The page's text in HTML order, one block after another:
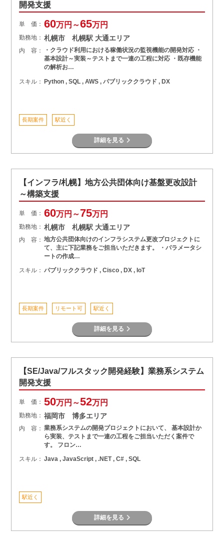
開発支援
単 価： 60万円～65万円
勤務地： 札幌市 札幌駅 大通エリア
内 容：
・クラウド利用における稼働状況の監視機能の開発対応 ・
基本設計～実装～テストまで一連の工程に対応 ・既存機能
の解析お…
スキル： Python , SQL , AWS , パブリッククラウド , DX
長期案件 駅近く
詳細を見る
【インフラ/札幌】地方公共団体向け基盤更改設計
～構築支援
単 価： 60万円～75万円
勤務地： 札幌市 札幌駅 大通エリア
内 容： 地方公共団体向けのインフラシステム更改プロジェクトに
て、主に下記業務をご担当いただきます。 ・パラメータシ
ートの作成…
スキル： パブリッククラウド , Cisco , DX , IoT
長期案件 リモート可 駅近く
詳細を見る
【SE/Java/フルスタック開発経験】業務系システム
開発支援
単 価： 50万円～52万円
勤務地： 福岡市 博多エリア
内 容： 業務系システムの開発プロジェクトにおいて、 基本設計か
ら実装、テストまで一連の工程をご担当いただく案件で
す。 フロン…
スキル： Java , JavaScript , .NET , C# , SQL
駅近く
詳細を見る